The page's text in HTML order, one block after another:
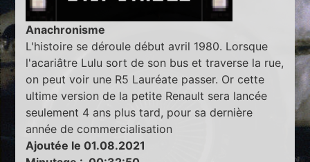
Anachronisme
L'histoire se déroule début avril 1980. Lorsque
l'acariâtre Lulu sort de son bus et traverse la rue,
on peut voir une R5 Lauréate passer. Or cette
ultime version de la petite Renault sera lancée
seulement 4 ans plus tard, pour sa dernière
année de commercialisation
Ajoutée le 01.08.2021